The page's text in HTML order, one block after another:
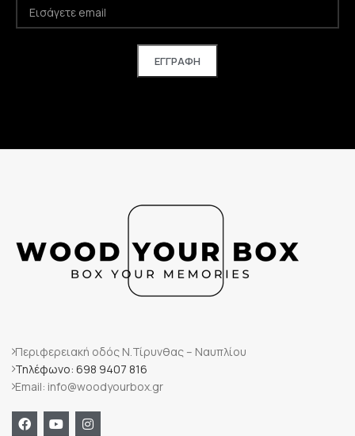
Περιφερειακή οδός Ν.Τίρυνθας – Ναυπλίου
Τηλέφωνο: 698 9407 816
Email: info@woodyourbox.gr